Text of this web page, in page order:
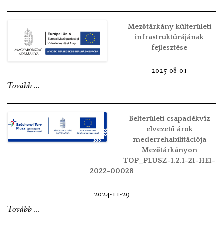
ÖTIFB/2025”
fejlesztése,
önkormányzati
MFP-
ÖTIFB/2024”
Mezőtárkány külterületi
infrastruktúrájának
fejlesztése
2025-08-01
Tovább „Mezőtárkány
infrastruktúrájának
fejlesztése”
…
Belterületi csapadékvíz
elvezető árok
mederrehabilitációja
Mezőtárkányon
TOP_PLUSZ-1.2.1-21-HE1-
2022-00028
2024-11-29
Tovább „Belterületi
…